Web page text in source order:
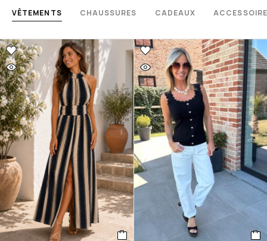
VÊTEMENTS CHAUSSURES CADEAUX